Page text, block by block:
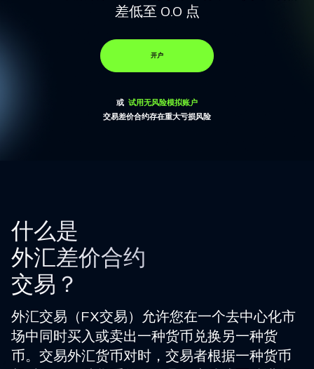
差低至 0.0 点
开户
或 试用无风险模拟账户
交易差价合约存在重大亏损风险
什么是
外汇差价合约
交易？
外汇交易（FX交易）允许您在一个去中心化市
场中同时买入或卖出一种货币兑换另一种货
币。交易外汇货币对时，交易者根据一种货币